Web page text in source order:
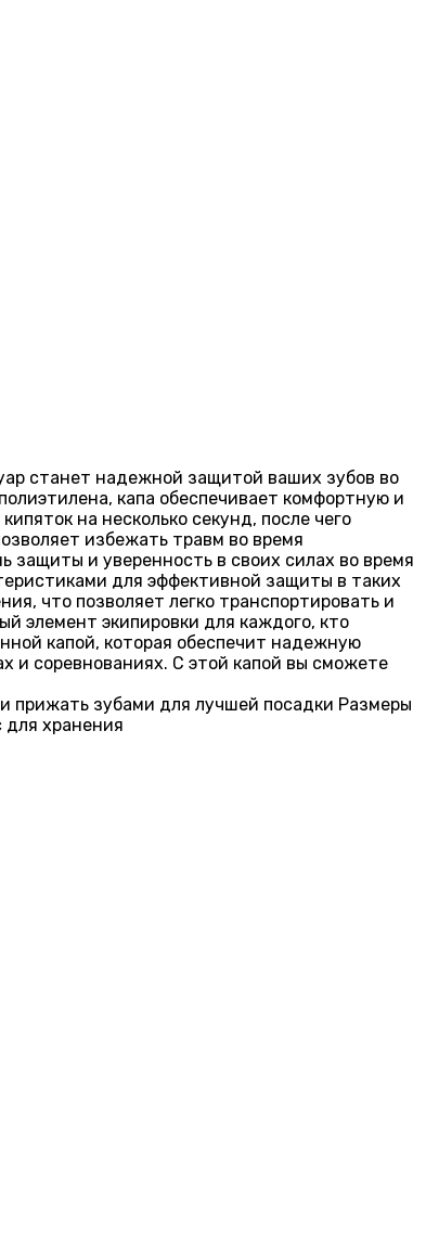
станет надежной защитой ваших зубов во
капа обеспечивает комфортную и
на несколько секунд, после чего
избежать травм во время
защиты и уверенность в своих силах во время
для эффективной защиты в таких
что позволяет легко транспортировать и
элемент экипировки для каждого, кто
капой, которая обеспечит надежную
и соревнованиях. С этой капой вы сможете
прижать зубами для лучшей посадки Размеры
для хранения